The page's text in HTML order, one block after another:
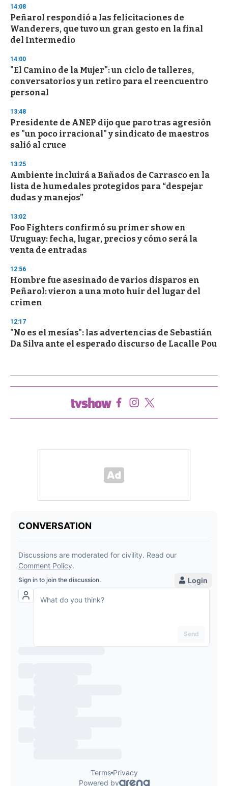
s
e
c
o
n
14:08
Peñarol respondió a las felicitaciones de
Wanderers, que tuvo un gran gesto en la final
del Intermedio
14:00
"El Camino de la Mujer": un ciclo de talleres,
conversatorios y un retiro para el reencuentro
personal
13:48
Presidente de ANEP dijo que paro tras agresión
es "un poco irracional" y sindicato de maestros
salió al cruce
13:25
Ambiente incluirá a Bañados de Carrasco en la
lista de humedales protegidos para “despejar
dudas y manejos”
13:02
Foo Fighters confirmó su primer show en
Uruguay: fecha, lugar, precios y cómo será la
venta de entradas
12:56
Hombre fue asesinado de varios disparos en
Peñarol: vieron a una moto huir del lugar del
crimen
12:17
"No es el mesías": las advertencias de Sebastián
Da Silva ante el esperado discurso de Lacalle Pou